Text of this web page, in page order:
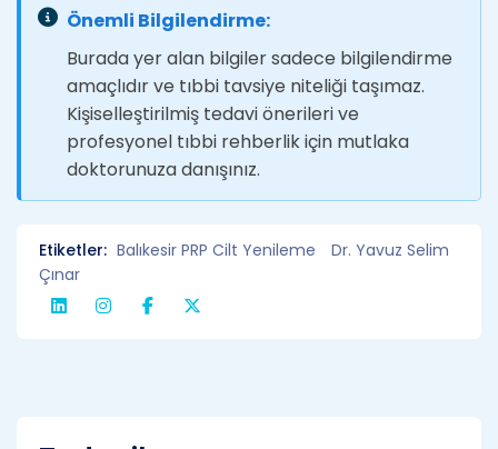
Önemli Bilgilendirme:
Burada yer alan bilgiler sadece bilgilendirme
amaçlıdır ve tıbbi tavsiye niteliği taşımaz.
Kişiselleştirilmiş tedavi önerileri ve
profesyonel tıbbi rehberlik için mutlaka
doktorunuza danışınız.
Etiketler: Balıkesir PRP Cilt Yenileme
Dr. Yavuz Selim
Çınar